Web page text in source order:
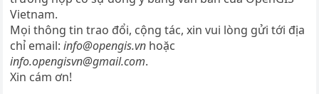
Vietnam.
Mọi thông tin trao đổi, cộng tác, xin vui lòng gửi tới địa
chỉ email:info@opengis.vn hoặc
info.opengisvn@gmail.com.
Xin cám ơn!